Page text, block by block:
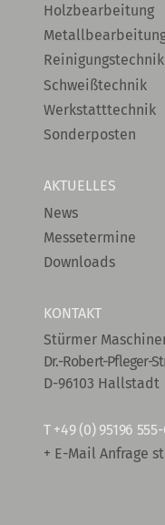
Holzbearbeitung
Reinigungstechnik
Schweißtechnik
Werkstatttechnik
Sonderposten
AKTUELLES
News
Messetermine
Downloads
KONTAKT
Stürmer
Dr.-Robert-Pfleger-
D-96103 Hallstadt
T +49 (0) 95196
+ E-Mail Anfrage